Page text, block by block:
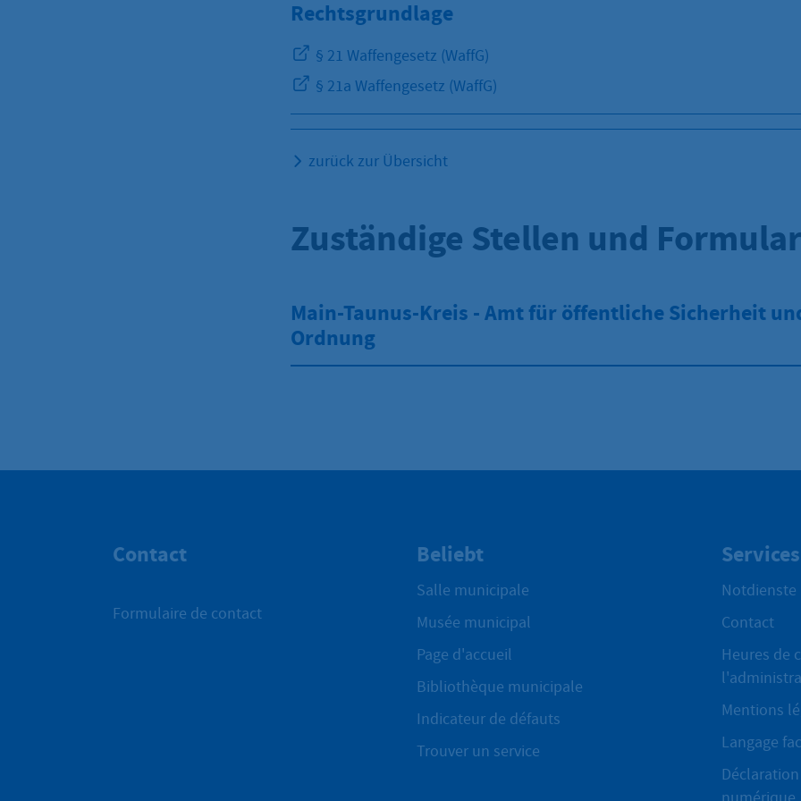
Rechtsgrundlage
§ 21 Waffengesetz (WaffG)
§ 21a Waffengesetz (WaffG)
zurück zur Übersicht
Zuständige Stellen und
Main-Taunus-Kreis - Amt für öffentliche Sicherheit
Ordnung
Contact
Formulaire de contact
Beliebt
Salle municipale
Musée municipal
Page d'accueil
Bibliothèque municipale
Indicateur de défauts
Trouver un service
Services
Notdienste
Contact
Heures de
Mentions
Langage